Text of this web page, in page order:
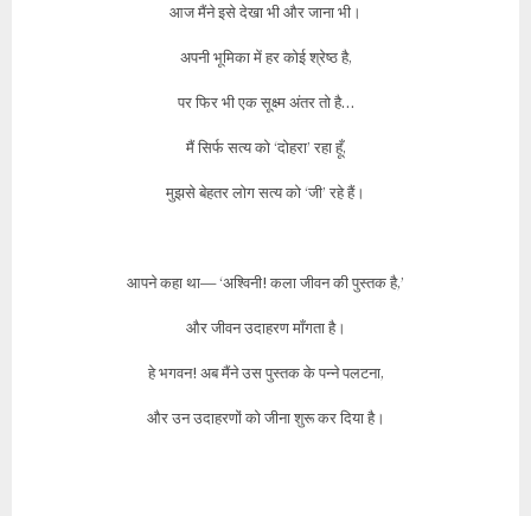
आज मैंने इसे देखा भी और जाना भी।
अपनी भूमिका में हर कोई श्रेष्ठ है,
पर फिर भी एक सूक्ष्म अंतर तो है…
मैं सिर्फ सत्य को ‘दोहरा’ रहा हूँ,
मुझसे बेहतर लोग सत्य को ‘जी’ रहे हैं।
आपने कहा था— ‘अश्विनी! कला जीवन की पुस्तक है,’
और जीवन उदाहरण माँगता है।
हे भगवन! अब मैंने उस पुस्तक के पन्ने पलटना,
और उन उदाहरणों को जीना शुरू कर दिया है।